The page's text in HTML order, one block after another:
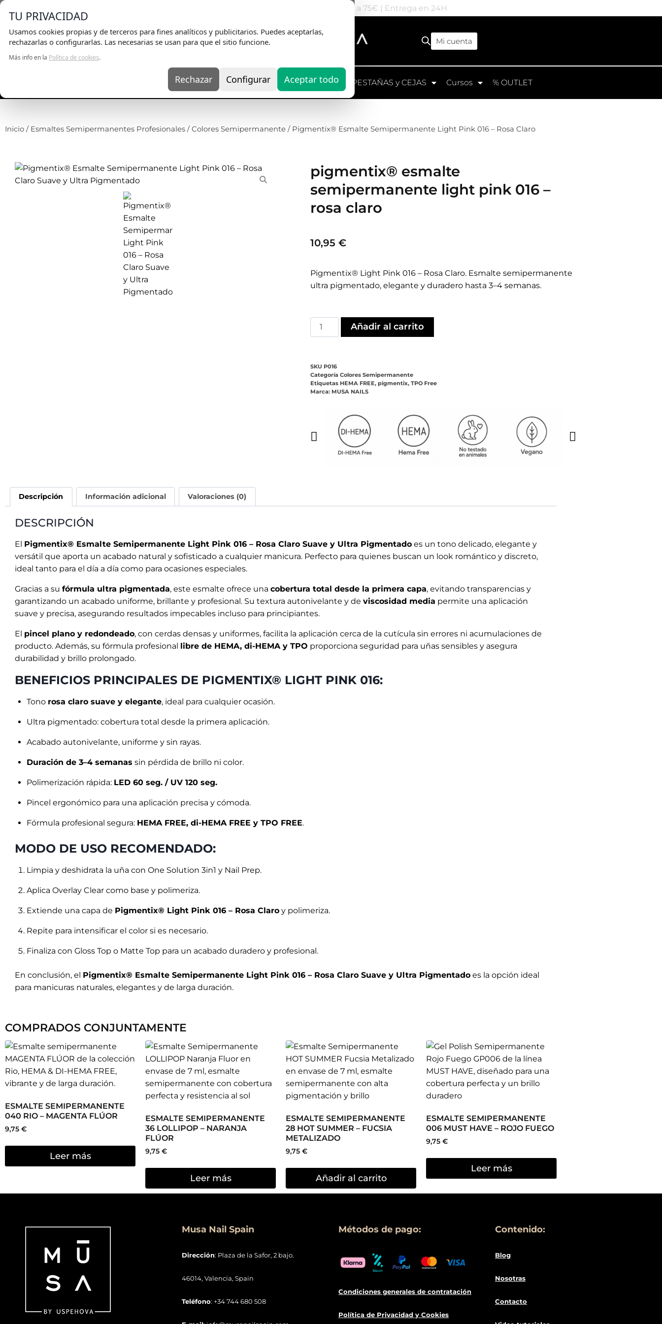
TU PRIVACIDAD
Usamos cookies propias y de terceros para fines analíticos y publicitarios. Puedes aceptarlas,
rechazarlas o configurarlas. Las necesarias se usan para que el sitio funcione.
Más info en la Política de cookies.
Rechazar Configurar Aceptar todo
en pedidos superiores a 75€ | Entrega en 24H
Mi cuenta
KITS EQUIPOS HERRAMIENTAS PESTAÑAS y CEJAS Cursos % OUTLET
Inicio / Esmaltes Semipermanentes Profesionales /Colores Semipermanente / Pigmentix® Esmalte Semipermanente Light Pink 016 – Rosa Claro
pigmentix® esmalte
semipermanente light pink 016 –
rosa claro
10,95 €
Pigmentix® Light Pink 016 – Rosa Claro. Esmalte semipermanente
ultra pigmentado, elegante y duradero hasta 3–4 semanas.
Añadir al carrito
SKU P016
Categoría Colores Semipermanente
Etiquetas HEMA FREE, pigmentix, TPO Free
Marca: MUSA NAILS
Descripción Información adicional Valoraciones (0)
DESCRIPCIÓN
El Pigmentix® Esmalte Semipermanente Light Pink 016 – Rosa Claro Suave y Ultra Pigmentado es un tono delicado, elegante y
versátil que aporta un acabado natural y sofisticado a cualquier manicura. Perfecto para quienes buscan un look romántico y discreto,
ideal tanto para el día a día como para ocasiones especiales.
Gracias a su fórmula ultra pigmentada, este esmalte ofrece una cobertura total desde la primera capa, evitando transparencias y
garantizando un acabado uniforme, brillante y profesional. Su textura autonivelante y de viscosidad media permite una aplicación
suave y precisa, asegurando resultados impecables incluso para principiantes.
El pincel plano y redondeado, con cerdas densas y uniformes, facilita la aplicación cerca de la cutícula sin errores ni acumulaciones de
producto. Además, su fórmula profesional libre de HEMA, di-HEMA y TPO proporciona seguridad para uñas sensibles y asegura
durabilidad y brillo prolongado.
BENEFICIOS PRINCIPALES DE PIGMENTIX® LIGHT PINK 016:
Tono rosa claro suave y elegante, ideal para cualquier ocasión.
Ultra pigmentado: cobertura total desde la primera aplicación.
Acabado autonivelante, uniforme y sin rayas.
Duración de 3–4 semanas sin pérdida de brillo ni color.
Polimerización rápida: LED 60 seg. / UV 120 seg.
Pincel ergonómico para una aplicación precisa y cómoda.
Fórmula profesional segura: HEMA FREE, di-HEMA FREE y TPO FREE.
MODO DE USO RECOMENDADO:
Limpia y deshidrata la uña con One Solution 3in1 y Nail Prep.
Aplica Overlay Clear como base y polimeriza.
Extiende una capa de Pigmentix® Light Pink 016 – Rosa Claro y polimeriza.
Repite para intensificar el color si es necesario.
Finaliza con Gloss Top o Matte Top para un acabado duradero y profesional.
En conclusión, el Pigmentix® Esmalte Semipermanente Light Pink 016 – Rosa Claro Suave y Ultra Pigmentado es la opción ideal
para manicuras naturales, elegantes y de larga duración.
COMPRADOS CONJUNTAMENTE
ESMALTE SEMIPERMANENTE
040 RIO – MAGENTA FLÚOR
9,75 €
Leer más
ESMALTE SEMIPERMANENTE
36 LOLLIPOP – NARANJA
FLÚOR
9,75 €
Leer más
ESMALTE SEMIPERMANENTE
28 HOT SUMMER – FUCSIA
METALIZADO
9,75 €
Añadir al carrito
ESMALTE SEMIPERMANENTE
006 MUST HAVE – ROJO FUEGO
9,75 €
Leer más
Musa Nail Spain
Dirección: Plaza de la Safor, 2 bajo.
46014, Valencia, Spain
Teléfono: +34 744 680 508
Métodos de pago:
Condiciones generales de contratación
Política de Privacidad y Cookies
Contenido:
Blog
Nosotras
Contacto